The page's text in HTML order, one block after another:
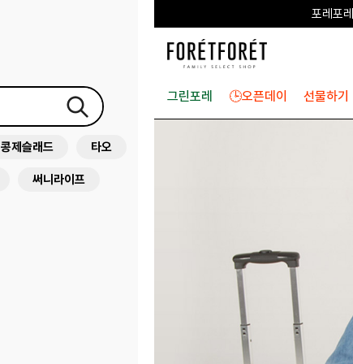
포레포
그린포레 🕒오픈데이 선물하기
콩제슬래드 타오
써니라이프